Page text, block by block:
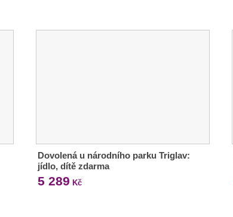
Dovolená u národního parku Triglav:
jídlo, dítě zdarma
5 289 Kč